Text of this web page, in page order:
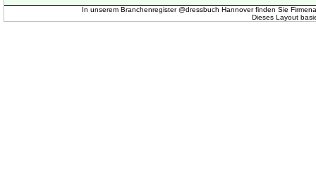
In unserem Branchenregister @dressbuch Hannover finden Sie
Dieses Layout